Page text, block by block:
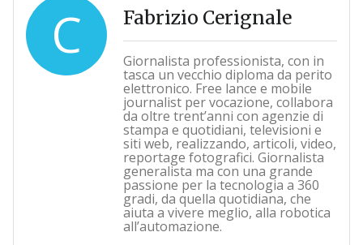
C Fabrizio Cerignale
Giornalista professionista, con in
tasca un vecchio diploma da perito
elettronico. Free lance e mobile
journalist per vocazione, collabora
da oltre trent’anni con agenzie di
stampa e quotidiani, televisioni e
siti web, realizzando, articoli, video,
reportage fotografici. Giornalista
generalista ma con una grande
passione per la tecnologia a 360
gradi, da quella quotidiana, che
aiuta a vivere meglio, alla robotica
all’automazione.